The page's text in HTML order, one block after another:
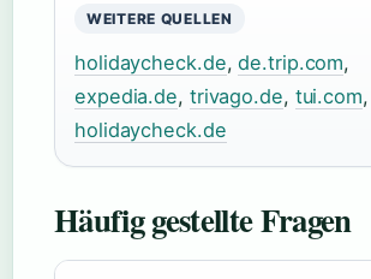
WEITERE QUELLEN
holidaycheck.de,de.trip.com,
expedia.de, trivago.de, tui.com,
holidaycheck.de
Häufig gestellte Fragen